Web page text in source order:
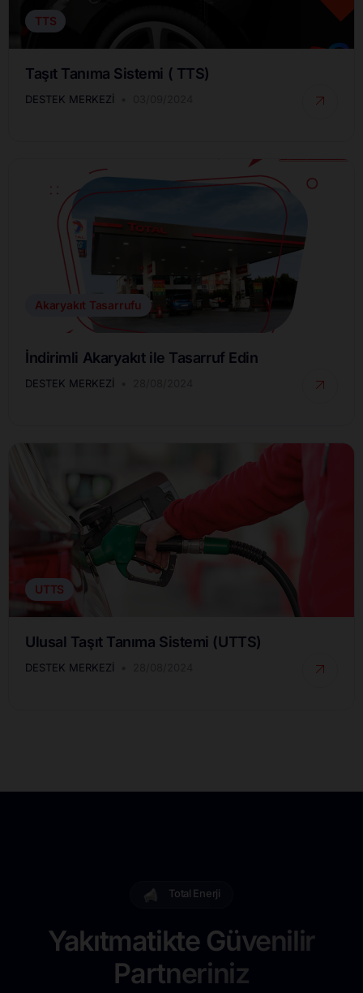
TTS
Taşıt Tanıma Sistemi ( TTS)
DESTEK MERKEZI
Akaryakıt Tasarrufu
İndirimli Akaryakıt ile Tasarruf Edin
DESTEK MERKEZI
UTTS
Ulusal Taşıt Tanıma Sistemi (UTTS)
DESTEK MERKEZI
Total Enerji
Yakıtmatikte Güvenilir
Partneriniz